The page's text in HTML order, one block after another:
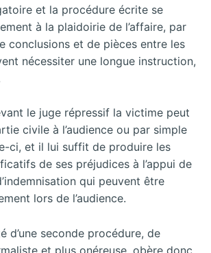
et la procédure écrite se
à la plaidoirie de l’affaire, par
conclusions et de pièces entre les
nécessiter une longue instruction,
le juge répressif la victime peut
civile à l’audience ou par simple
ci, et il lui suffit de produire les
de ses préjudices à l’appui de
qui peuvent être
lors de l’audience.
d’une seconde procédure, de
et plus onéreuse, obère donc